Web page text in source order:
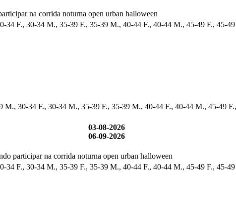
na corrida noturna open urban halloween
F., 30-34 M., 35-39 F., 35-39 M., 40-44 F., 40-44 M., 45-49 F., 45-
30-34 F., 30-34 M., 35-39 F., 35-39 M., 40-44 F., 40-44 M., 45-49
03-08-2026
06-09-2026
participar na corrida noturna open urban halloween
F., 30-34 M., 35-39 F., 35-39 M., 40-44 F., 40-44 M., 45-49 F., 45-